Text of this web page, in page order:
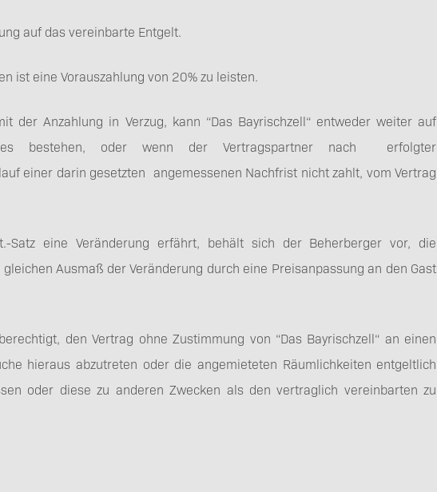
auf das vereinbarte Entgelt.
ist eine Vorauszahlung von 20% zu leisten.
der Anzahlung in Verzug, kann “Das Bayrischzell“ entweder weiter auf
bestehen, oder wenn der Vertragspartner nach erfolgter
einer darin gesetzten angemessenen Nachfrist nicht zahlt, vom Vertrag
Satz eine Veränderung erfährt, behält sich der Beherberger vor, die
Ausmaß der Veränderung durch eine Preisanpassung an den Gast
den Vertrag ohne Zustimmung von “Das Bayrischzell“ an einen
hieraus abzutreten oder die angemieteten Räumlichkeiten entgeltlich
oder diese zu anderen Zwecken als den vertraglich vereinbarten zu